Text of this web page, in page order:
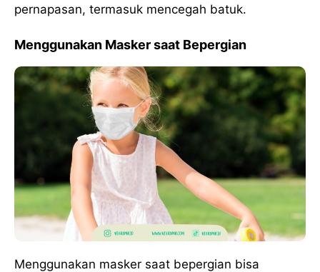
pernapasan, termasuk mencegah batuk.
Menggunakan Masker saat Bepergian
Menggunakan masker saat bepergian bisa